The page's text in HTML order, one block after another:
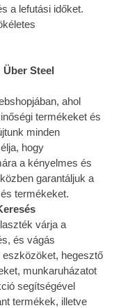
a lefutási időket.
Über Steel
ahol
termékeket és
minden
hogy
a kényelmes és
garantáljuk a
termékeket.
várja a
és vágás
hegesztő
munkaruházatot
segítségével
termékek, illetve